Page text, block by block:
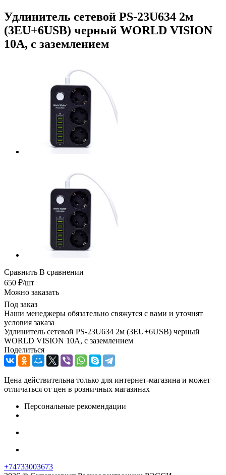
Удлинитель сетевой PS-23U634 2м
(3EU+6USB) черный WORLD VISION
10A, с заземлением
Сравнить В сравнении
650 ₽/шт
Можно заказать
Под заказ
Наши менеджеры обязательно свяжутся с вами и уточнят
условия заказа
Удлинитель сетевой PS-23U634 2м (3EU+6USB) черный
WORLD VISION 10A, с заземлением
Поделиться
Цена действительна только для интернет-магазина и может
отличаться от цен в розничных магазинах
Персональные рекомендации
+74733003673